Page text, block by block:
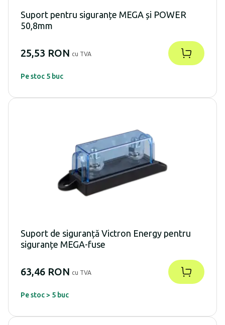
Suport pentru siguranțe MEGA și POWER
50,8mm
25,53 RON cu TVA
Pe stoc 5 buc
Suport de siguranță Victron Energy pentru
siguranțe MEGA-fuse
63,46 RON cu TVA
Pe stoc > 5 buc